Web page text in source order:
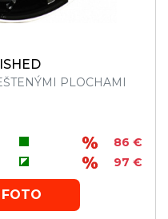
PLOCHAMI
86 €
97 €